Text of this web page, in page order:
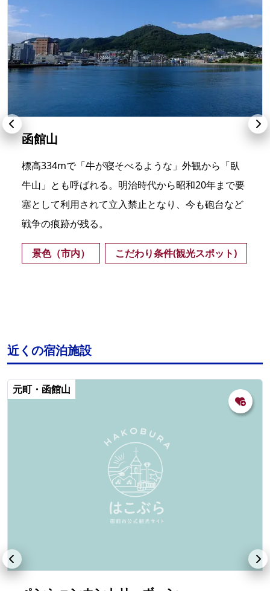
函館山
標高334mで「牛が寝そべるような」外観から「臥
牛山」とも呼ばれる。明治時代から昭和20年まで要
塞として利用されて立入禁止となり、今も砲台など
戦争の痕跡が残る。
景色（市内） こだわり条件(観光スポット)
近くの宿泊施設
元町・函館山